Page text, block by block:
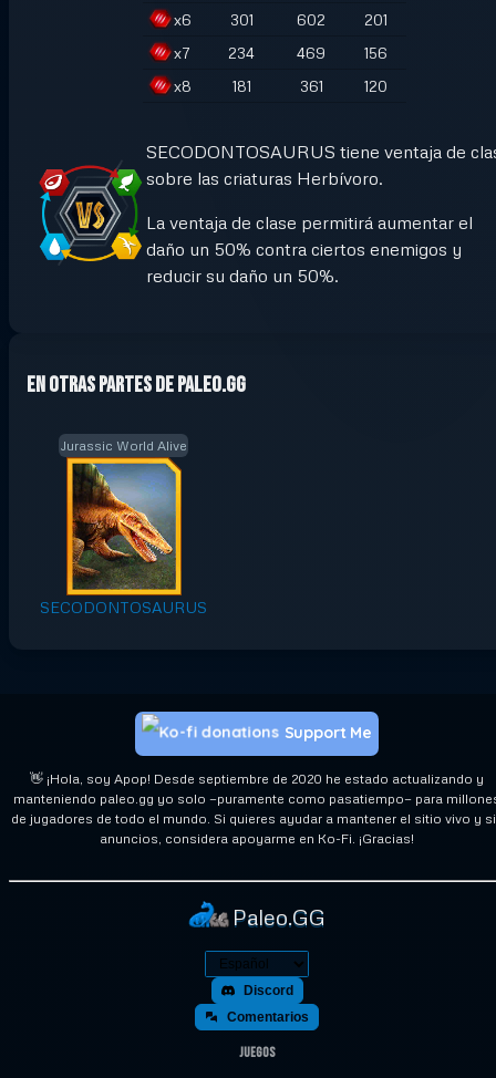
x6 301 602
201
x7 234 469
156
x8 181 361 120
SECODONTOSAURUS tiene ventaja de
sobre las criaturas Herbívoro.
La ventaja de clase permitirá aumentar el
daño un 50% contra ciertos enemigos y
reducir su daño un 50%.
En otras partes de Paleo.GG
Jurassic World Alive
SECODONTOSAURUS
👋 ¡Hola, soy Apop! Desde septiembre de 2020 he estado actualizando y
manteniendo paleo.gg yo solo —puramente como pasatiempo— para
de jugadores de todo el mundo. Si quieres ayudar a mantener el sitio vivo y
anuncios, considera apoyarme en Ko-Fi. ¡Gracias!
Support Me
Paleo.GG
Discord
Comentarios
Juegos